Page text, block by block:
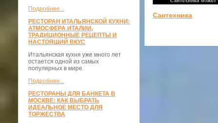
Подробнее...
РЕСТОРАН ИТАЛЬЯНСКОЙ КУХНИ:
АТМОСФЕРА ИТАЛИИ,
ТРАДИЦИОННЫЕ РЕЦЕПТЫ И
НАСТОЯЩИЙ ВКУС
Итальянская кухня уже много лет
остается одной из самых
популярных в мире.
Подробнее...
РЕСТОРАНЫ ДЛЯ БАНКЕТА В
МОСКВЕ: КАК ВЫБРАТЬ
ИДЕАЛЬНОЕ МЕСТО ДЛЯ
ТОРЖЕСТВА
Сантехника